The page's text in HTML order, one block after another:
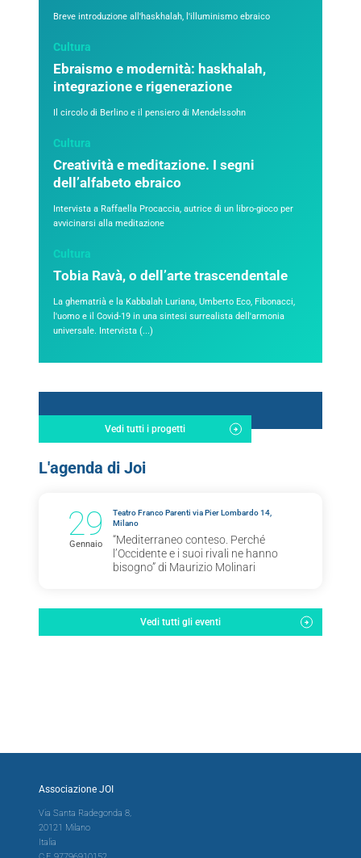
Breve introduzione all'haskhalah, l'illuminismo ebraico
Cultura
Ebraismo e modernità: haskhalah,
integrazione e rigenerazione
Il circolo di Berlino e il pensiero di Mendelssohn
Cultura
Creatività e meditazione. I segni
dell’alfabeto ebraico
Intervista a Raffaella Procaccia, autrice di un libro-gioco per
avvicinarsi alla meditazione
Cultura
Tobia Ravà, o dell’arte trascendentale
La ghematrià e la Kabbalah Luriana, Umberto Eco, Fibonacci,
l'uomo e il Covid-19 in una sintesi surrealista dell'armonia
universale. Intervista (...)
Vedi tutti i progetti
L'agenda di Joi
29
Gennaio
Teatro Franco Parenti via Pier Lombardo 14,
Milano
“Mediterraneo conteso. Perché
l’Occidente e i suoi rivali ne hanno
bisogno” di Maurizio Molinari
Vedi tutti gli eventi
Associazione JOI
Via Santa Radegonda 8,
20121 Milano
Italia